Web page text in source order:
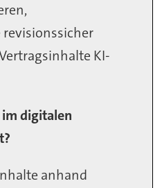
KI-
im digitalen
anhand